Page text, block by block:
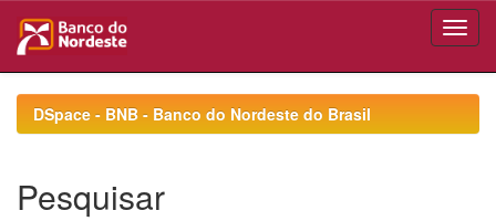
navigationDSpace - BNB - Banco do Nordeste do Brasil
Pesquisar